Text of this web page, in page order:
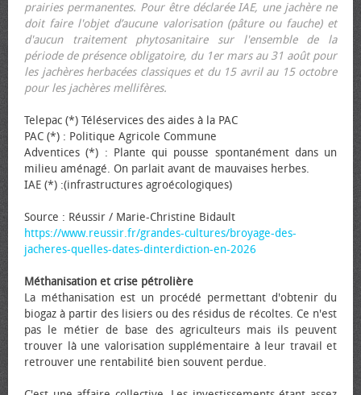
prairies permanentes. Pour être déclarée IAE, une jachère ne
doit faire l'objet d’aucune valorisation (pâture ou fauche) et
d'aucun traitement phytosanitaire sur l'ensemble de la
période de présence obligatoire, du 1er mars au 31 août pour
les jachères herbacées classiques et du 15 avril au 15 octobre
pour les jachères mellifères.
Telepac (*) Téléservices des aides à la PAC
PAC (*) : Politique Agricole Commune
Adventices (*) : Plante qui pousse spontanément dans un
milieu aménagé. On parlait avant de mauvaises herbes.
IAE (*) :(infrastructures agroécologiques)
Source : Réussir / Marie-Christine Bidault
https://www.reussir.fr/grandes-cultures/broyage-des-
jacheres-quelles-dates-dinterdiction-en-2026
Méthanisation et crise pétrolière
La méthanisation est un procédé permettant d'obtenir du
biogaz à partir des lisiers ou des résidus de récoltes. Ce n'est
pas le métier de base des agriculteurs mais ils peuvent
trouver là une valorisation supplémentaire à leur travail et
retrouver une rentabilité bien souvent perdue.